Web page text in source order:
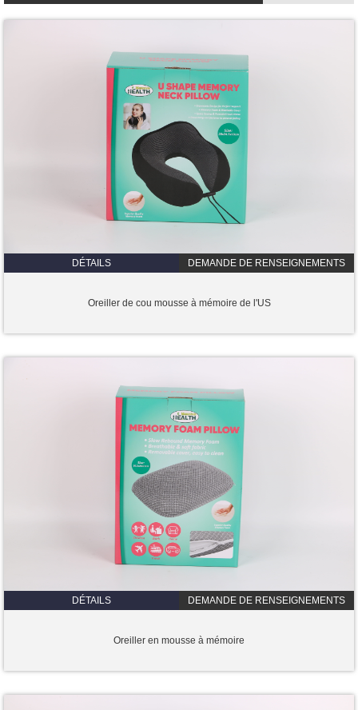
DÉTAILS DEMANDE DE RENSEIGNEMENTS
Oreiller de cou mousse à mémoire de l'US
DÉTAILS DEMANDE DE RENSEIGNEMENTS
Oreiller en mousse à mémoire